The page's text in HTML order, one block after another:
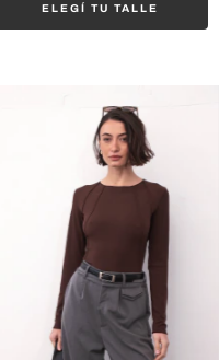
ELEGÍ TU TALLE